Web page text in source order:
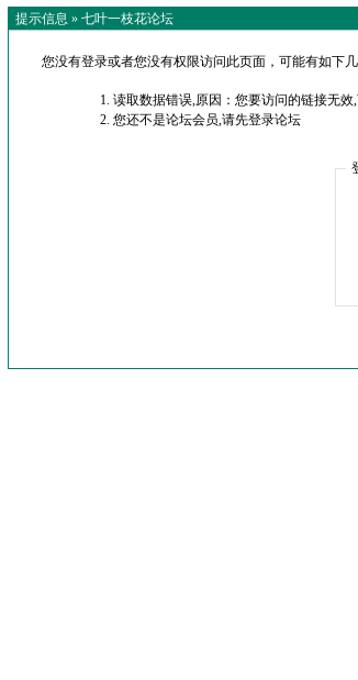
提示信息 » 七叶一枝花论坛
您没有登录或者您没有权限访问此页面，可能有如下
读取数据错误,原因：您要访问的链接无
您还不是论坛会员,请先登录论坛